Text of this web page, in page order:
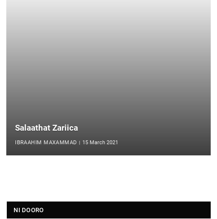
Salaathat Zariica
IBRAAHIM MAXAMMAD 15 March 2021
NI DOORO